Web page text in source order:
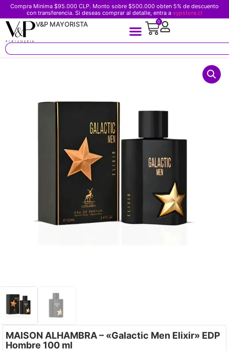
Compra Minima $95.000 CLP. Monto sobre $500.000 obten 5% de descuento
con transferencia. Si deseas comprar al detalle, entra a vypstore.cl
V&P MAYORISTA 0
MAISON ALHAMBRA – «Galactic Men Elixir» EDP
Hombre 100 ml